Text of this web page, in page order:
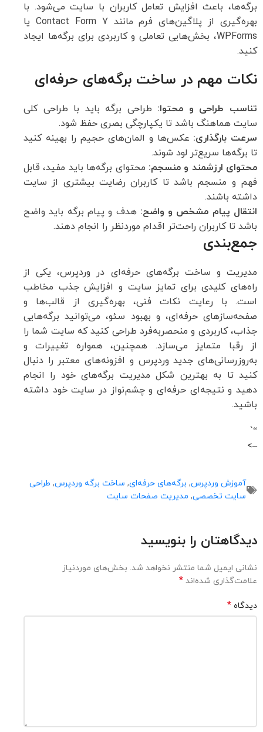
برگه‌ها، باعث افزایش تعامل کاربران با سایت می‌شود. با
بهره‌گیری از پلاگین‌های فرم مانند Contact Form 7 یا
WPForms، بخش‌هایی تعاملی و کاربردی برای برگه‌ها ایجاد
کنید.
نکات مهم در ساخت برگه‌های حرفه‌ای
تناسب طراحی و محتوا: طراحی برگه باید با طراحی کلی
سایت هماهنگ باشد تا یکپارچگی بصری حفظ شود.
سرعت بارگذاری: عکس‌ها و المان‌های حجیم را بهینه کنید
تا برگه‌ها سریع‌تر لود شوند.
محتوای ارزشمند و منسجم: محتوای برگه‌ها باید مفید، قابل
فهم و منسجم باشد تا کاربران رضایت بیشتری از سایت
داشته باشند.
انتقال پیام مشخص و واضح: هدف و پیام برگه باید واضح
باشد تا کاربران راحت‌تر اقدام موردنظر را انجام دهند.
جمع‌بندی
مدیریت و ساخت برگه‌های حرفه‌ای در وردپرس، یکی از
راه‌های کلیدی برای تمایز سایت و افزایش جذب مخاطب
است. با رعایت نکات فنی، بهره‌گیری از قالب‌ها و
صفحه‌سازهای حرفه‌ای، و بهبود سئو، می‌توانید برگه‌هایی
جذاب، کاربردی و منحصربه‌فرد طراحی کنید که سایت شما را
از رقبا متمایز می‌سازد. همچنین، همواره تغییرات و
به‌روزرسانی‌های جدید وردپرس و افزونه‌های معتبر را دنبال
کنید تا به بهترین شکل مدیریت برگه‌های خود را انجام
دهید و نتیجه‌ای حرفه‌ای و چشم‌نواز در سایت خود داشته
باشید.
“`
–>
آموزش وردپرس, برگه‌های حرفه‌ای, ساخت برگه وردپرس, طراحی
سایت تخصصی, مدیریت صفحات سایت
دیدگاهتان را بنویسید
نشانی ایمیل شما منتشر نخواهد شد. بخش‌های موردنیاز
علامت‌گذاری شده‌اند *
دیدگاه *